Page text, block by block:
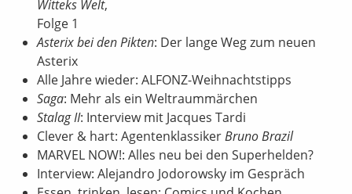
Witteks Welt,
Folge 1
Asterix bei den Pikten: Der lange Weg zum neuen
Asterix
Alle Jahre wieder: ALFONZ-Weihnachtstipps
Saga: Mehr als ein Weltraummärchen
Stalag II: Interview mit Jacques Tardi
Clever & hart: AgentenklassikerBruno Brazil
MARVEL NOW!: Alles neu bei den Superhelden?
Interview: Alejandro Jodorowsky im Gespräch